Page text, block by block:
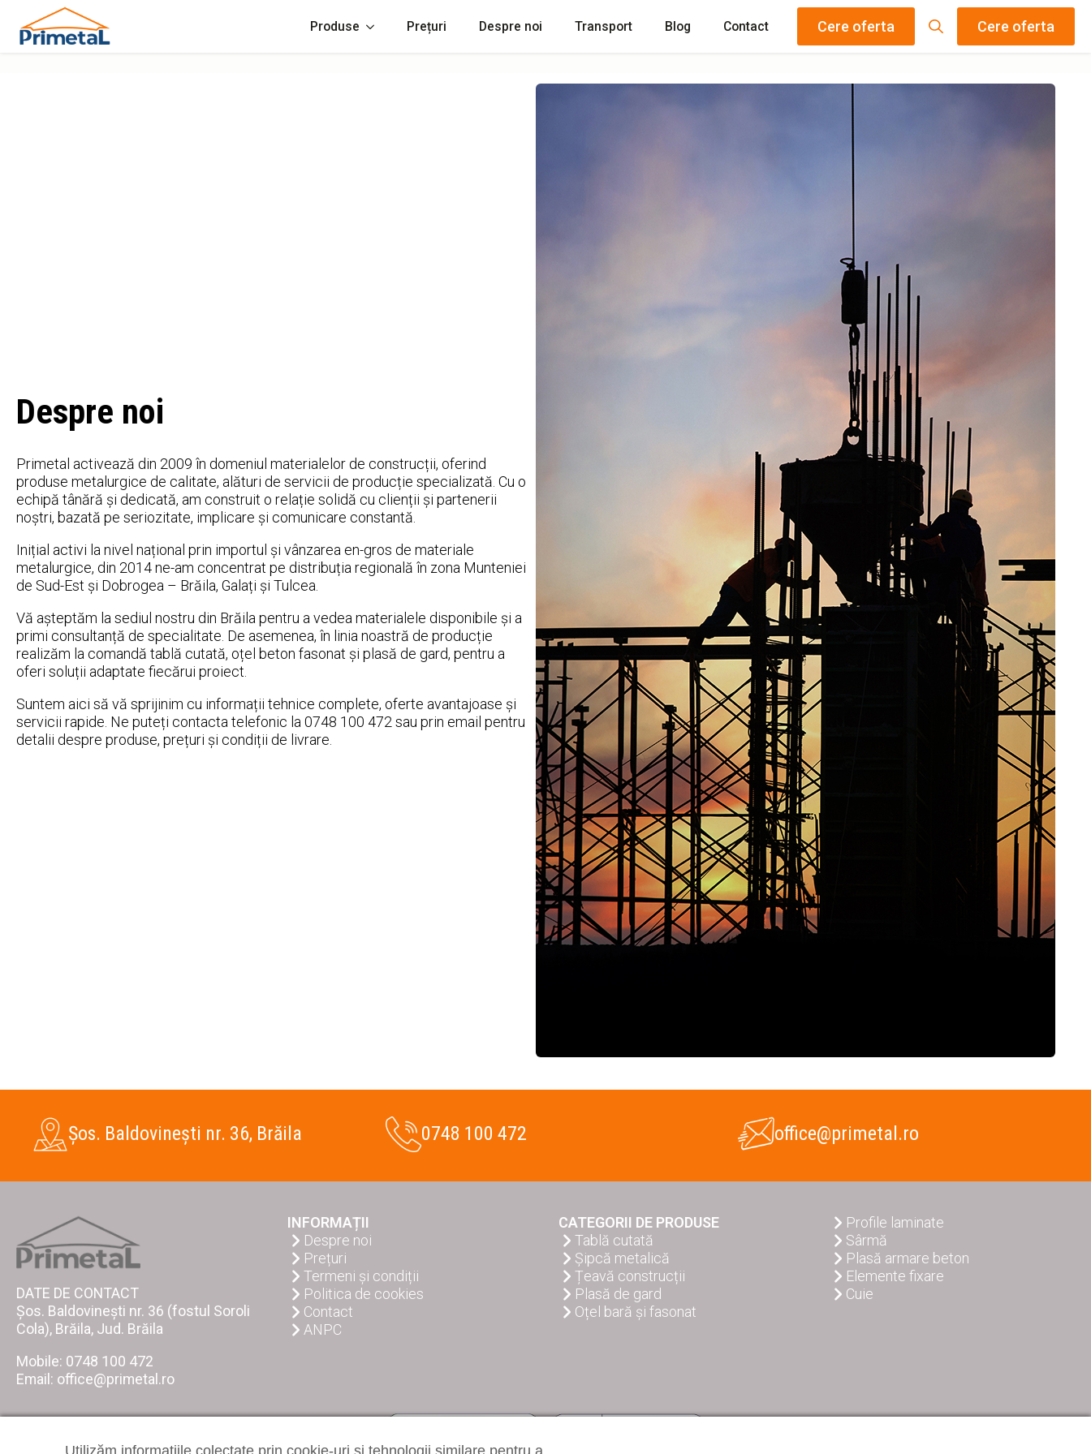
Produse Prețuri Despre noi Transport Blog Contact
Cere oferta
Cere oferta
Despre noi
Primetal activează din 2009 în domeniul materialelor de construcții, oferind
produse metalurgice de calitate, alături de servicii de producție specializată. Cu o
echipă tânără și dedicată, am construit o relație solidă cu clienții și partenerii
noștri, bazată pe seriozitate, implicare și comunicare constantă.
Inițial activi la nivel național prin importul și vânzarea en-gros de materiale
metalurgice, din 2014 ne-am concentrat pe distribuția regională în zona Munteniei
de Sud-Est și Dobrogea – Brăila, Galați și Tulcea.
Vă așteptăm la sediul nostru din Brăila pentru a vedea materialele disponibile și a
primi consultanță de specialitate. De asemenea, în linia noastră de producție
realizăm la comandă tablă cutată, oțel beton fasonat și plasă de gard, pentru a
oferi soluții adaptate fiecărui proiect.
Suntem aici să vă sprijinim cu informații tehnice complete, oferte avantajoase și
servicii rapide. Ne puteți contacta telefonic la 0748 100 472 sau prin email pentru
detalii despre produse, prețuri și condiții de livrare.
Șos. Baldovinești nr. 36, Brăila 0748 100 472 office@primetal.ro
DATE DE CONTACT
Șos. Baldovinești nr. 36 (fostul Soroli
Cola), Brăila, Jud. Brăila
Mobile: 0748 100 472
Email: office@primetal.ro
INFORMAȚII
Despre noi
Prețuri
Termeni și condiții
Politica de cookies
Contact
ANPC
CATEGORII DE PRODUSE
Tablă cutată
Șipcă metalică
Țeavă construcții
Plasă de gard
Oțel bară și fasonat
Profile laminate
Sârmă
Plasă armare beton
Elemente fixare
Cuie
Utilizăm informațiile colectate prin cookie-uri și tehnologii similare pentru a